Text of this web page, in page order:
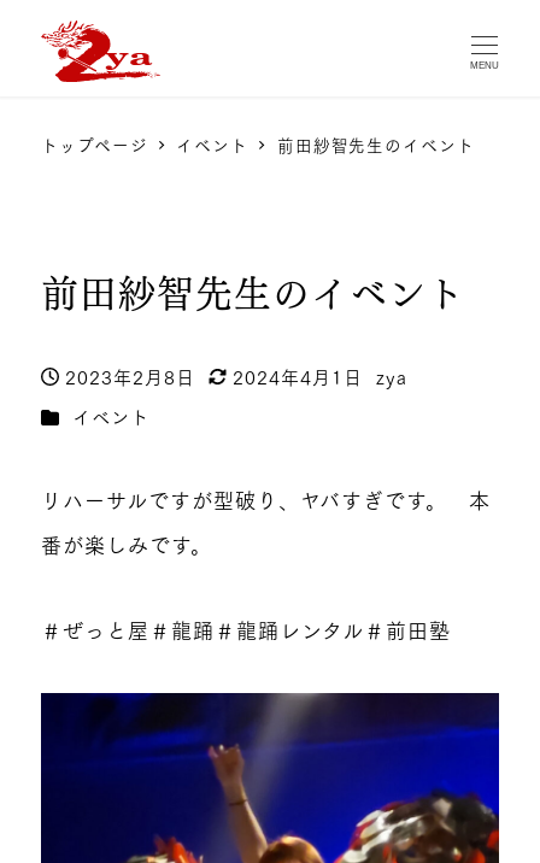
MENU
トップページ イベント 前田紗智先生のイベント
前田紗智先生のイベント
投稿日
2023年2月8日 2024年4月1日
著
zya
カテゴリー
イベント
リハーサルですが型破り、ヤバすぎです。 本
番が楽しみです。
＃ぜっと屋＃龍踊＃龍踊レンタル＃前田塾